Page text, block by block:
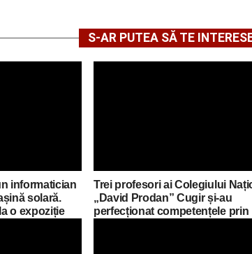
S-AR PUTEA SĂ TE
informatician
solară.
o expoziție
Trei profesori ai Colegiului
„David Prodan” Cugir și-au
perfecționat competențele prin